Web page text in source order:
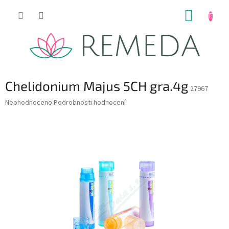
Chelidonium Majus 5CH gra.4g 27967
Průměrné
Neohodnoceno Podrobnosti hodnocení